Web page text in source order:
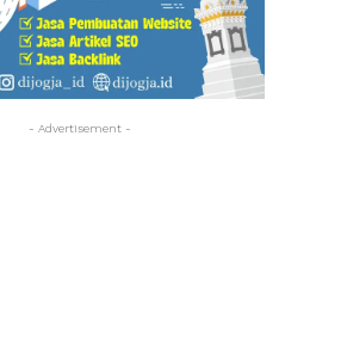
- Advertisement -